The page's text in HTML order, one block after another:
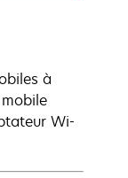
à
Wi-